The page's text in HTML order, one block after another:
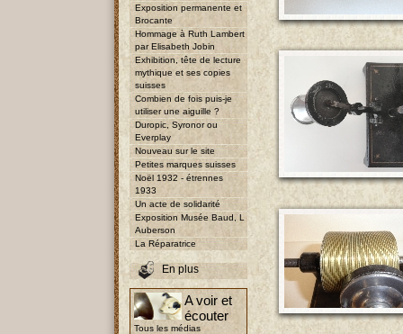
Exposition permanente et
Brocante
Hommage à Ruth Lambert
par Elisabeth Jobin
Exhibition, tête de lecture
mythique et ses copies
suisses
Combien de fois puis-je
utiliser une aiguille ?
Duropic, Syronor ou
Everplay
Nouveau sur le site
Petites marques suisses
Noël 1932 - étrennes
1933
Un acte de solidarité
Exposition Musée Baud, L
Auberson
La Réparatrice
En plus
A voir et
écouter
Tous les médias